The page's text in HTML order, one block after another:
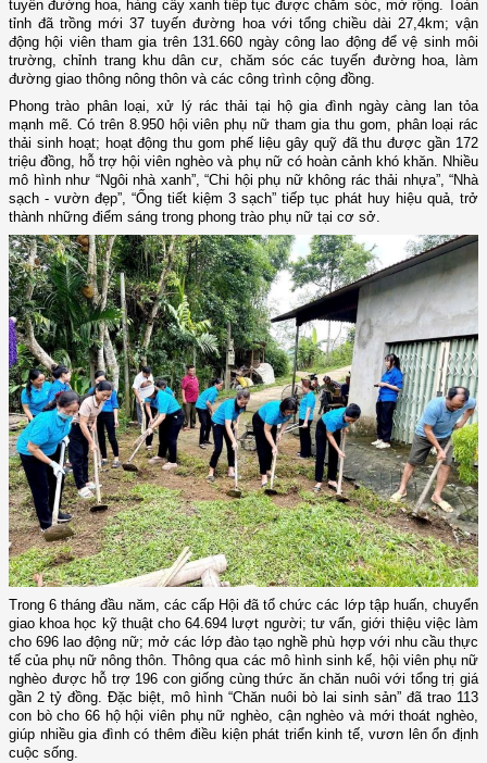
tuyến đường hoa, hàng cây xanh tiếp tục được chăm sóc, mở rộng. Toàn
tỉnh đã trồng mới 37 tuyến đường hoa với tổng chiều dài 27,4km; vận
động hội viên tham gia trên 131.660 ngày công lao động để vệ sinh môi
trường, chỉnh trang khu dân cư, chăm sóc các tuyến đường hoa, làm
đường giao thông nông thôn và các công trình cộng đồng.
Phong trào phân loại, xử lý rác thải tại hộ gia đình ngày càng lan tỏa
mạnh mẽ. Có trên 8.950 hội viên phụ nữ tham gia thu gom, phân loại rác
thải sinh hoạt; hoạt động thu gom phế liệu gây quỹ đã thu được gần 172
triệu đồng, hỗ trợ hội viên nghèo và phụ nữ có hoàn cảnh khó khăn. Nhiều
mô hình như “Ngôi nhà xanh”, “Chi hội phụ nữ không rác thải nhựa”, “Nhà
sạch - vườn đẹp”, “Ống tiết kiệm 3 sạch” tiếp tục phát huy hiệu quả, trở
thành những điểm sáng trong phong trào phụ nữ tại cơ sở.
Trong 6 tháng đầu năm, các cấp Hội đã tổ chức các lớp tập huấn, chuyển
giao khoa học kỹ thuật cho 64.694 lượt người; tư vấn, giới thiệu việc làm
cho 696 lao động nữ; mở các lớp đào tạo nghề phù hợp với nhu cầu thực
tế của phụ nữ nông thôn. Thông qua các mô hình sinh kế, hội viên phụ nữ
nghèo được hỗ trợ 196 con giống cùng thức ăn chăn nuôi với tổng trị giá
gần 2 tỷ đồng. Đặc biệt, mô hình “Chăn nuôi bò lai sinh sản” đã trao 113
con bò cho 66 hộ hội viên phụ nữ nghèo, cận nghèo và mới thoát nghèo,
giúp nhiều gia đình có thêm điều kiện phát triển kinh tế, vươn lên ổn định
cuộc sống.